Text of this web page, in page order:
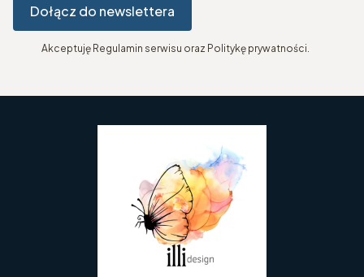
Dołącz do newslettera
Akceptuję Regulamin serwisu oraz Politykę prywatności.